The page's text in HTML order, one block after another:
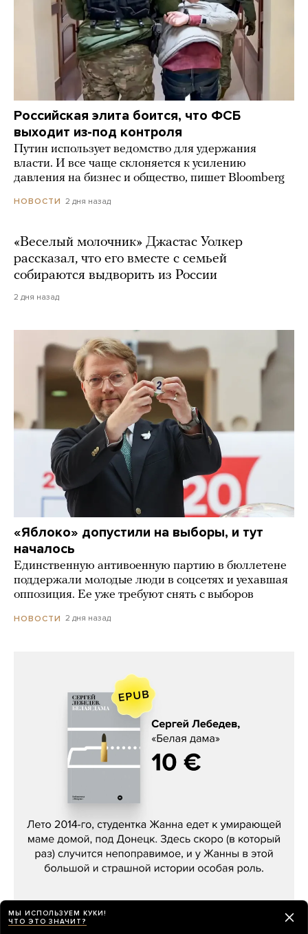
Российская элита боится, что ФСБ
выходит из-под контроля
Путин использует ведомство для удержания
власти. И все чаще склоняется к усилению
давления на бизнес и общество, пишет Bloomberg
НОВОСТИ 2 дня назад
«Веселый молочник» Джастас Уолкер
рассказал, что его вместе с семьей
собираются выдворить из России
2 дня назад
«Яблоко» допустили на выборы, и тут
началось
Единственную антивоенную партию в бюллетене
поддержали молодые люди в соцсетях и уехавшая
оппозиция. Ее уже требуют снять с выборов
НОВОСТИ 2 дня назад
Сергей Лебедев, «Белая дама»
МЫ ИСПОЛЬЗУЕМ КУКИ!
ЧТО ЭТО ЗНАЧИТ?